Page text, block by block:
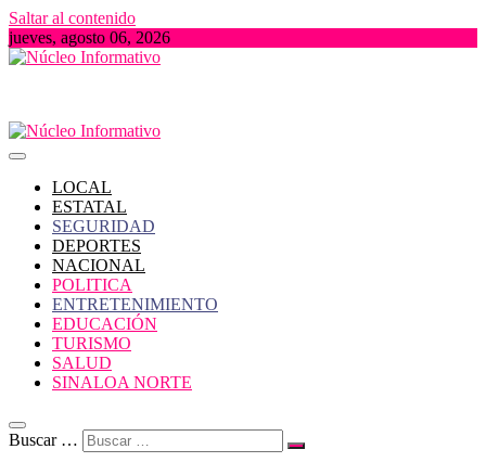
Saltar al contenido
jueves, agosto 06, 2026
LOCAL
ESTATAL
SEGURIDAD
DEPORTES
NACIONAL
POLITICA
ENTRETENIMIENTO
EDUCACIÓN
TURISMO
SALUD
SINALOA NORTE
Buscar …